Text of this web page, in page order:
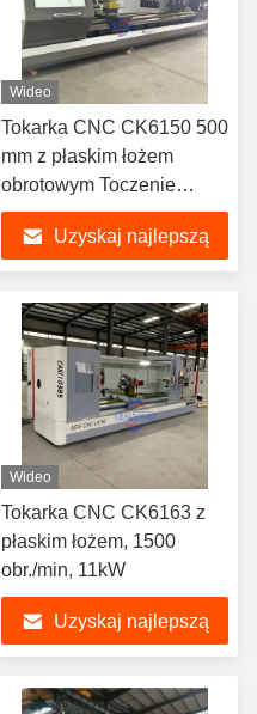
Wideo
Tokarka CNC CK6150 500
mm z płaskim łożem
obrotowym Toczenie
metalu
Uzyskaj najlepszą
Wideo
Tokarka CNC CK6163 z
płaskim łożem, 1500
obr./min, 11kW
Uzyskaj najlepszą